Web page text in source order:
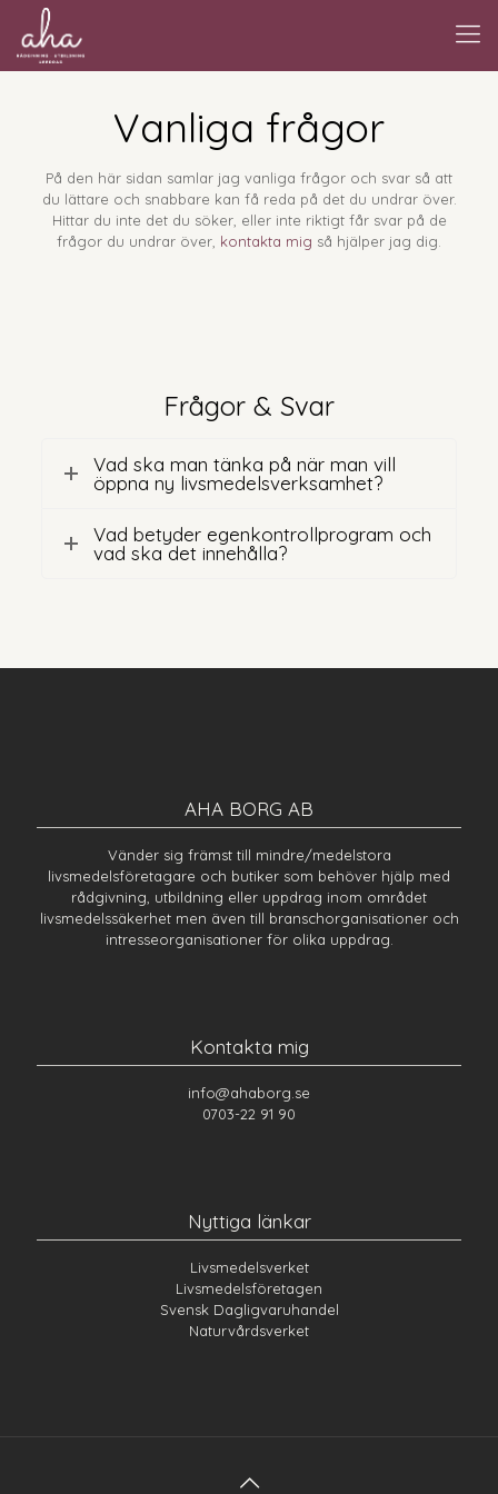
Vanliga frågor
På den här sidan samlar jag vanliga frågor och svar så att
du lättare och snabbare kan få reda på det du undrar över.
Hittar du inte det du söker, eller inte riktigt får svar på de
frågor du undrar över, kontakta mig så hjälper jag dig.
Frågor & Svar
Vad ska man tänka på när man vill
öppna ny livsmedelsverksamhet?
Vad betyder egenkontrollprogram och
vad ska det innehålla?
AHA BORG AB
Vänder sig främst till mindre/medelstora
livsmedelsföretagare och butiker som behöver hjälp med
rådgivning, utbildning eller uppdrag inom området
livsmedelssäkerhet men även till branschorganisationer och
intresseorganisationer för olika uppdrag.
Kontakta mig
info@ahaborg.se
0703-22 91 90
Nyttiga länkar
Livsmedelsverket
Livsmedelsföretagen
Svensk Dagligvaruhandel
Naturvårdsverket